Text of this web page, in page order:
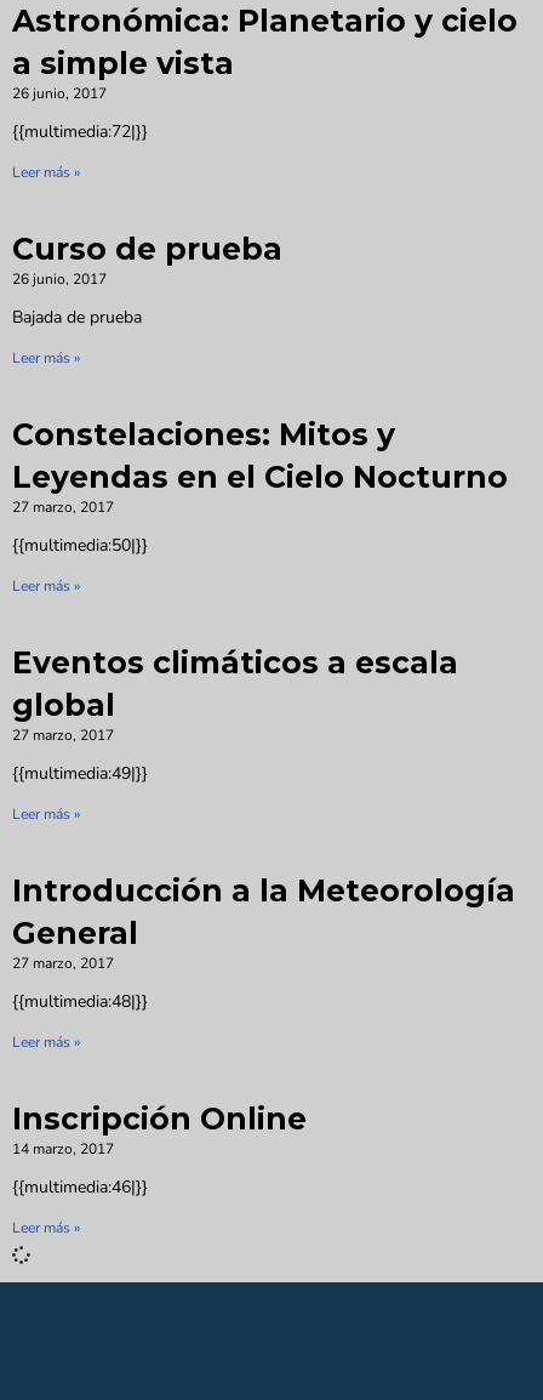
Astronómica: Planetario y cielo
a simple vista
26 junio, 2017
{{multimedia:72|}}
Leer más »
Curso de prueba
26 junio, 2017
Bajada de prueba
Leer más »
Constelaciones: Mitos y
Leyendas en el Cielo Nocturno
27 marzo, 2017
{{multimedia:50|}}
Leer más »
Eventos climáticos a escala
global
27 marzo, 2017
{{multimedia:49|}}
Leer más »
Introducción a la Meteorología
General
27 marzo, 2017
{{multimedia:48|}}
Leer más »
Inscripción Online
14 marzo, 2017
{{multimedia:46|}}
Leer más »